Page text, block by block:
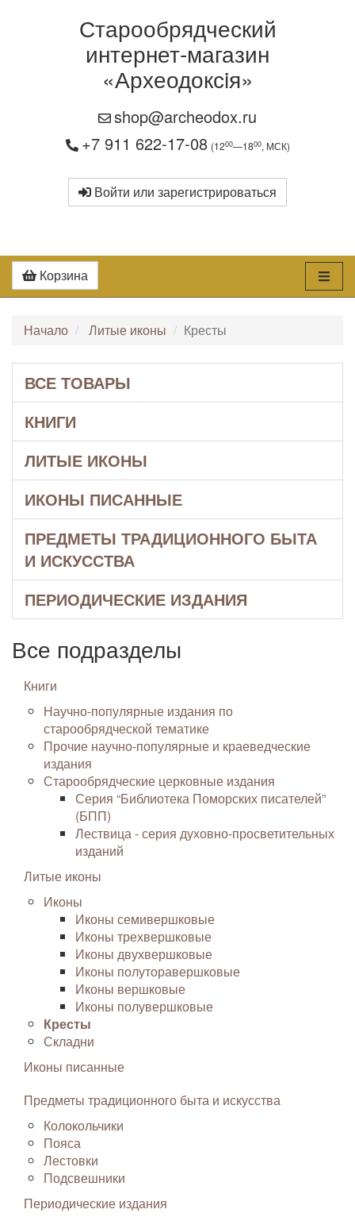
Старообрядческий
интернет-магазин
«Археодоксiя»
shop@archeodox.ru
+7 911 622-17-08 (1200—1800, МСК)
Войти или зарегистрироваться
Корзина
Начало Литые иконы Кресты
ВСЕ ТОВАРЫ
КНИГИ
ЛИТЫЕ ИКОНЫ
ИКОНЫ ПИСАННЫЕ
ПРЕДМЕТЫ ТРАДИЦИОННОГО БЫТА
И ИСКУССТВА
ПЕРИОДИЧЕСКИЕ ИЗДАНИЯ
Все подразделы
Книги
Научно-популярные издания по
старообрядческой тематике
Прочие научно-популярные и краеведческие
издания
Старообрядческие церковные издания
Серия “Библиотека Поморских писателей”
(БПП)
Лествица - серия духовно-просветительных
изданий
Литые иконы
Иконы
Иконы семивершковые
Иконы трехвершковые
Иконы двухвершковые
Иконы полуторавершковые
Иконы вершковые
Иконы полувершковые
Кресты
Складни
Иконы писанные
Предметы традиционного быта и искусства
Колокольчики
Пояса
Лестовки
Подсвешники
Периодические издания